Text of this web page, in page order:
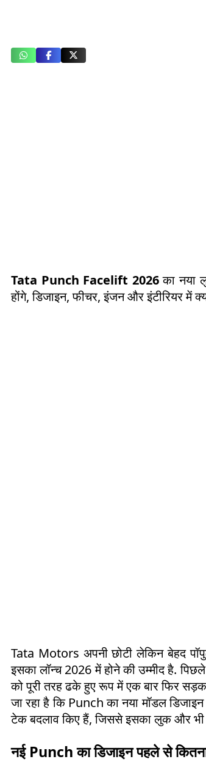
Tata Punch Facelift 2026का नया
होंगे, डिजाइन, फीचर, इंजन और इंटीरियर में
Tata Motors अपनी छोटी लेकिन बेहद
इसका लॉन्च 2026 में होने की उम्मीद है.
को पूरी तरह ढके हुए रूप में एक बार फिर
जा रहा है कि Punch का नया मॉडल
टेक बदलाव किए हैं, जिससे इसका लुक और भी
नई Punch का डिजाइन पहले से